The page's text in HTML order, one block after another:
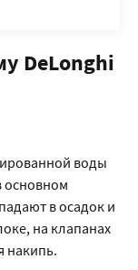
DeLonghi
воды
основном
в осадок и
на клапанах
накипь.